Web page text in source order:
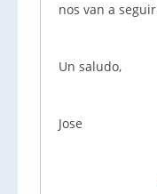
nos van a
Un saludo,
Jose